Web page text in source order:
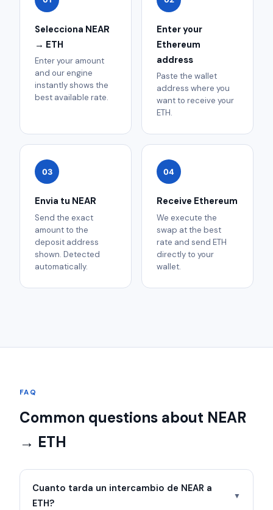
Selecciona NEAR
→ ETH
Enter your amount
and our engine
instantly shows the
best available rate.
Enter your
Ethereum
address
Paste the wallet
address where you
want to receive your
ETH.
03
Envia tu NEAR
Send the exact
amount to the
deposit address
shown. Detected
automatically.
04
Receive Ethereum
We execute the
swap at the best
rate and send ETH
directly to your
wallet.
FAQ
Common questions about NEAR
→ ETH
Cuanto tarda un intercambio de NEAR a
ETH?
▼